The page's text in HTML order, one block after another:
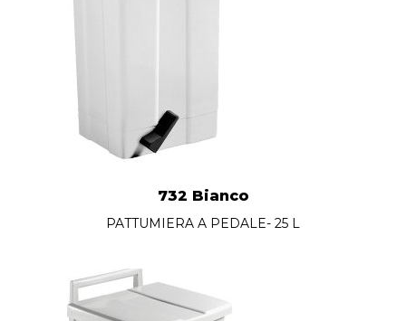
732 Bianco
PATTUMIERA A PEDALE- 25 L